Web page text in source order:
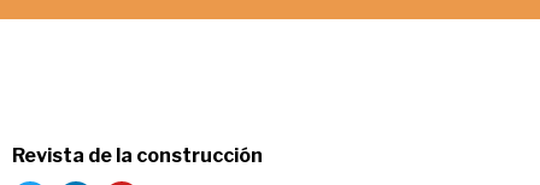
Revista de la construcción